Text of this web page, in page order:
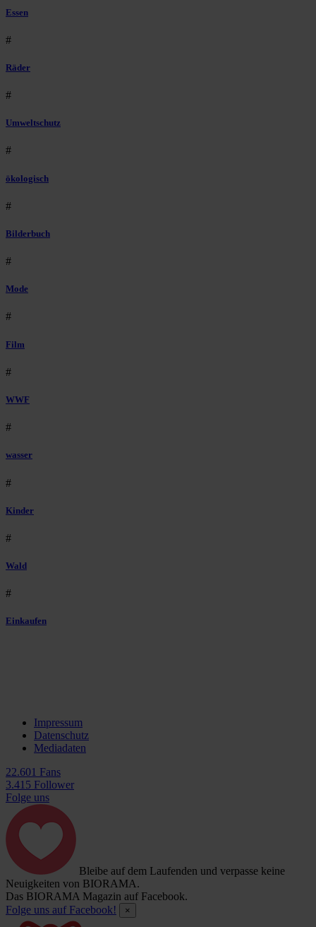
Essen
#
Räder
#
Umweltschutz
#
ökologisch
#
Bilderbuch
#
Mode
#
Film
#
WWF
#
wasser
#
Kinder
#
Wald
#
Einkaufen
Impressum
Datenschutz
Mediadaten
22.601 Fans
3.415 Follower
Folge uns
Bleibe auf dem Laufenden und verpasse keine
Neuigkeiten von BIORAMA.
Das BIORAMA Magazin auf Facebook.
Folge uns auf Facebook!
×